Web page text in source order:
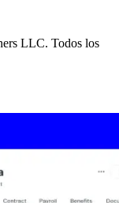
LLC. Todos los